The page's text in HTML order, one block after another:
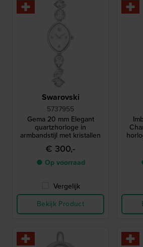
Swarovski
5737955
Gema 20 mm Elegant
quartzhorloge in
armbandstijl met kristallen
€ 300,-
● Op voorraad
Vergelijk
Bekijk Product